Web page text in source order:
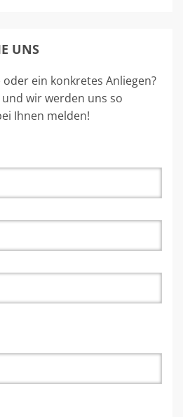
UNS
oder ein konkretes Anliegen?
wir werden uns so
Ihnen melden!